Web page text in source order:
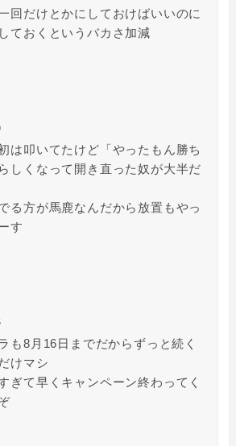
回だけとかにしておけばいいのに
ておくというバカさ加減
は叩いてたけど「やったもん勝ち
しくなって開き直った奴が大半だ
る方が馬鹿なんだから放置もやっ
す
も8月16日までだからずっと続く
けマシ
ぎて早くキャンペーン終わってく